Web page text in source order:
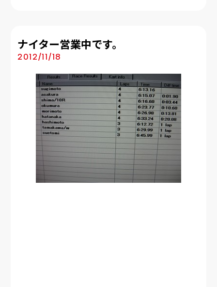
ナイター営業中です。
2012/11/18